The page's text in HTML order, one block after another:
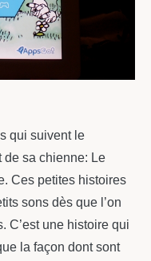
qui suivent le
de sa chienne: Le
Ces petites histoires
sons dès que l’on
C’est une histoire qui
la façon dont sont